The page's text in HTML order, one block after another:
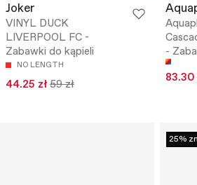
Joker
VINYL DUCK
LIVERPOOL FC -
Zabawki do kąpieli
NO LENGTH
44.25 zł 59 zł
-
83.30
25%